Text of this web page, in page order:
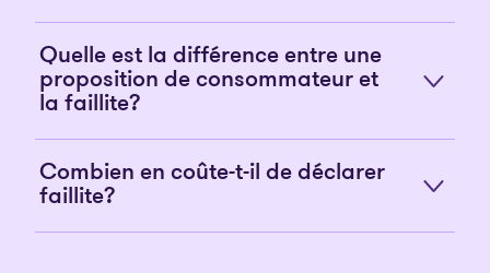
Quelle est la différence entre une
proposition de consommateur et
la faillite?
Combien en coûte-t-il de déclarer
faillite?